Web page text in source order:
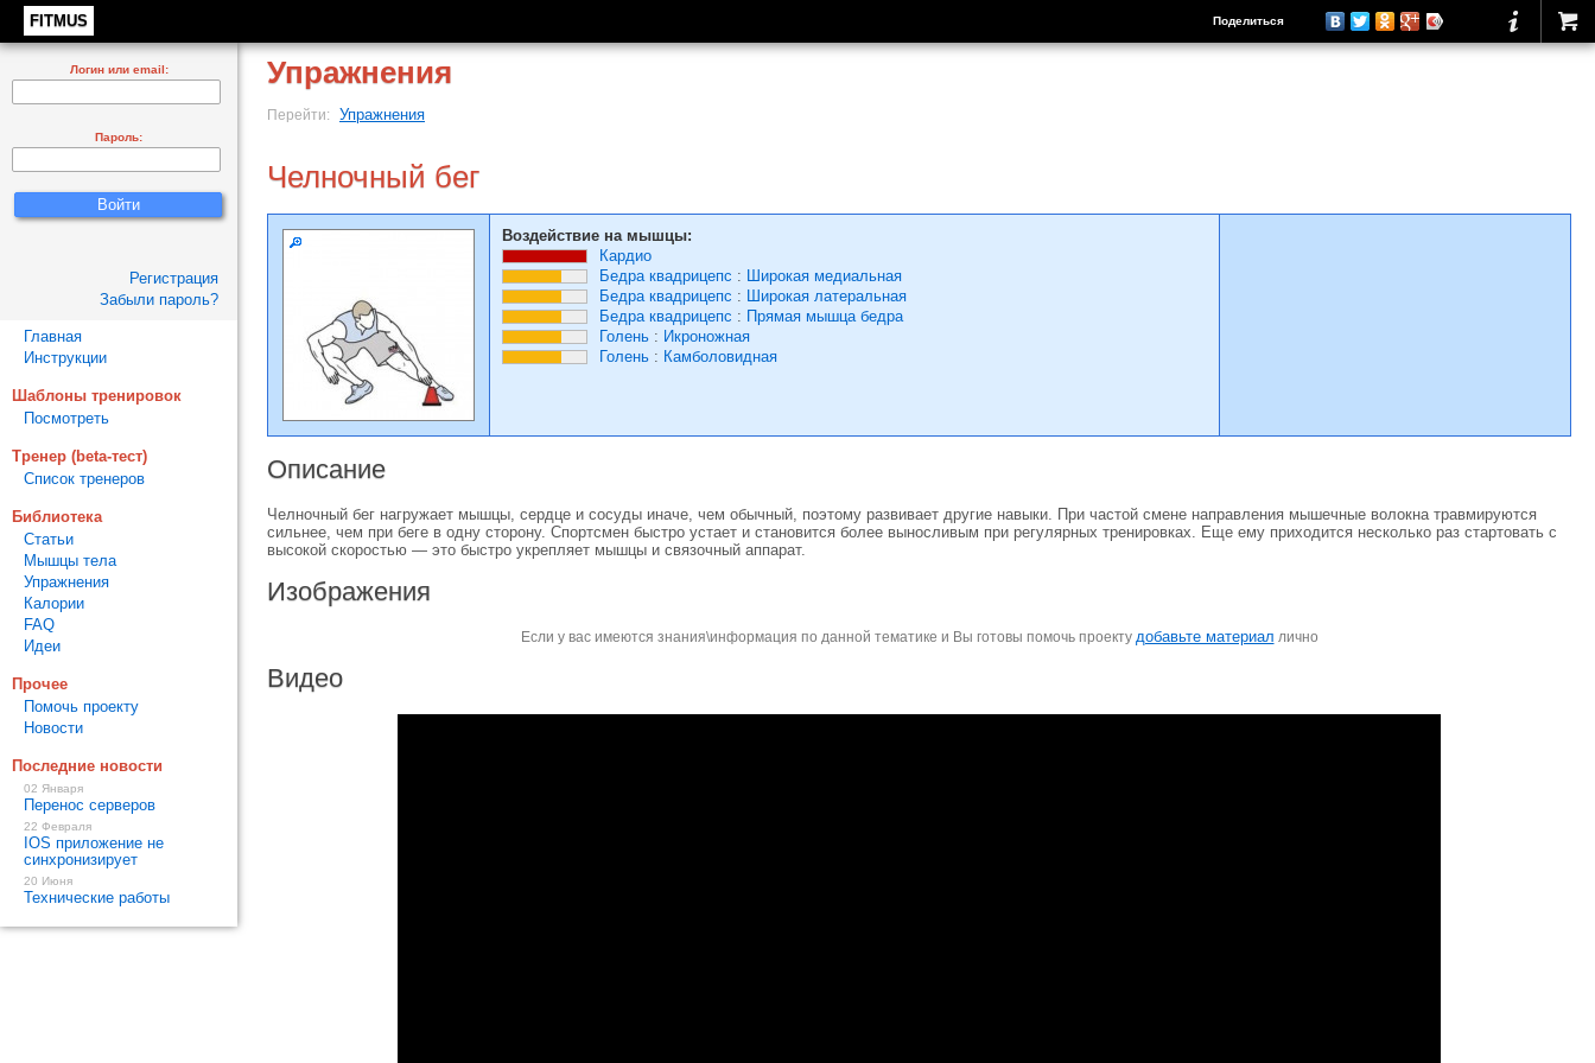
FITMUS Поделиться
Упражнения
Перейти: Упражнения
Челночный бег
Воздействие на мышцы:
Кардио
Бедра квадрицепс : Широкая медиальная
Бедра квадрицепс : Широкая латеральная
Бедра квадрицепс : Прямая мышца бедра
Голень : Икроножная
Голень : Камболовидная
Описание
Челночный бег нагружает мышцы, сердце и сосуды иначе, чем обычный, поэтому развивает другие навыки. При частой смене направления мышечные волокна травмируются
сильнее, чем при беге в одну сторону. Спортсмен быстро устает и становится более выносливым при регулярных тренировках. Еще ему приходится несколько раз стартовать с
высокой скоростью — это быстро укрепляет мышцы и связочный аппарат.
Изображения
Если у вас имеются знания\информация по данной тематике и Вы готовы помочь проекту добавьте материал лично
Видео
Логин или email:
Пароль:
Регистрация
Забыли пароль?
Главная
Инструкции
Шаблоны тренировок
Посмотреть
Тренер (beta-тест)
Список тренеров
Библиотека
Статьи
Мышцы тела
Упражнения
Калории
FAQ
Идеи
Прочее
Помочь проекту
Новости
Последние новости
02 Января
Перенос серверов
22 Февраля
IOS приложение не
синхронизирует
20 Июня
Технические работы